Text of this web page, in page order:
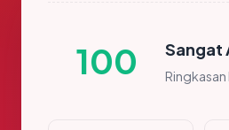
100 Sangat